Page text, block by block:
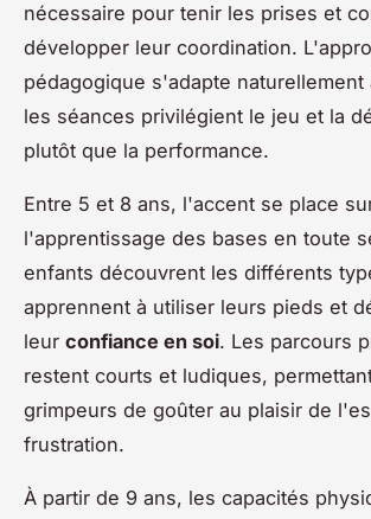
nécessaire pour tenir les prises et
développer leur coordination.
pédagogique s'adapte naturellement
les séances privilégient le jeu et la
plutôt que la performance.
Entre 5 et 8 ans, l'accent se place
l'apprentissage des bases en toute
enfants découvrent les différents
apprennent à utiliser leurs pieds et
leur confiance en soi. Les parcours
restent courts et ludiques,
grimpeurs de goûter au plaisir de
frustration.
À partir de 9 ans, les capacités